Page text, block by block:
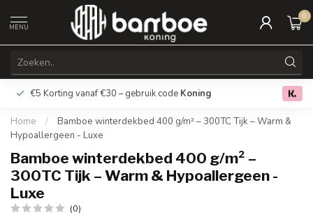
MENU
0
€5 Korting vanaf €30 – gebruik code Koning Gratis
Home /
Bamboe winterdekbed 400 g/m² – 300TC Tijk – Warm &
Hypoallergeen - Luxe
Bamboe winterdekbed 400 g/m² –
300TC Tijk – Warm & Hypoallergeen -
Luxe
(0)